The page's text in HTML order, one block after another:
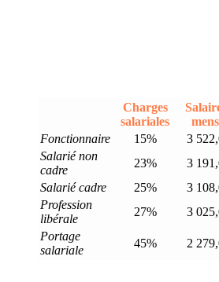
Charges
salariales
Fonctionnaire
15% 3
Salarié non
cadre
23% 3
Salarié cadre
25% 3
Profession
libérale
27% 3
Portage
salariale
45% 2